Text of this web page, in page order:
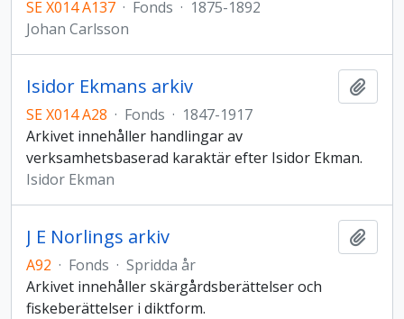
SE X014 A137 · Fonds · 1875-1892
Johan Carlsson
Isidor Ekmans arkiv
SE X014 A28 · Fonds · 1847-1917
Arkivet innehåller handlingar av
verksamhetsbaserad karaktär efter Isidor Ekman.
Isidor Ekman
J E Norlings arkiv
A92 · Fonds · Spridda år
Arkivet innehåller skärgårdsberättelser och
fiskeberättelser i diktform.